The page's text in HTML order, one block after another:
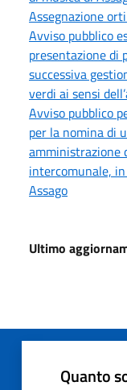
Assegnazione
Avviso pubblico
presentazione di
successiva
verdi ai sensi
Avviso pubblico
per la nomina di
amministrazione
intercomunale,
Assago
Ultimo
Quanto